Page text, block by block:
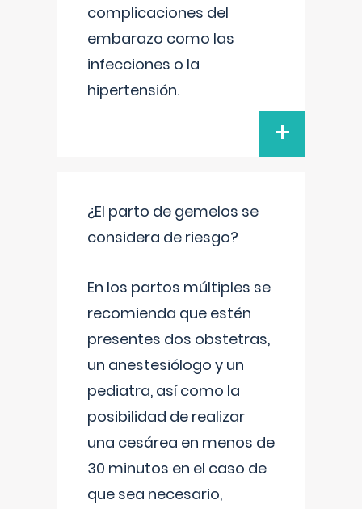
complicaciones del
embarazo como las
infecciones o la
hipertensión.
+
¿El parto de gemelos se
considera de riesgo?
En los partos múltiples se
recomienda que estén
presentes dos obstetras,
un anestesiólogo y un
pediatra, así como la
posibilidad de realizar
una cesárea en menos de
30 minutos en el caso de
que sea necesario,